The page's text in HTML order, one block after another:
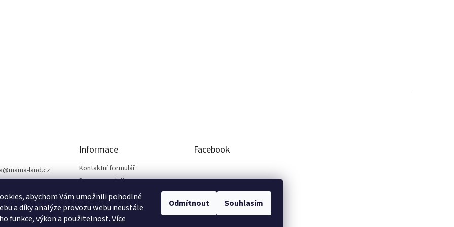
abychom Vám umožnili pohodlné
a díky analýze provozu webu neustále
funkce, výkon a použitelnost.Více
Odmítnout Souhlasím
@mama-land.cz
Informace
Kontaktní formulář
Doprava a platba
Obchodní podmínky
Ochrana osobních údajů
Reklamace a vrácení zboží
Facebook